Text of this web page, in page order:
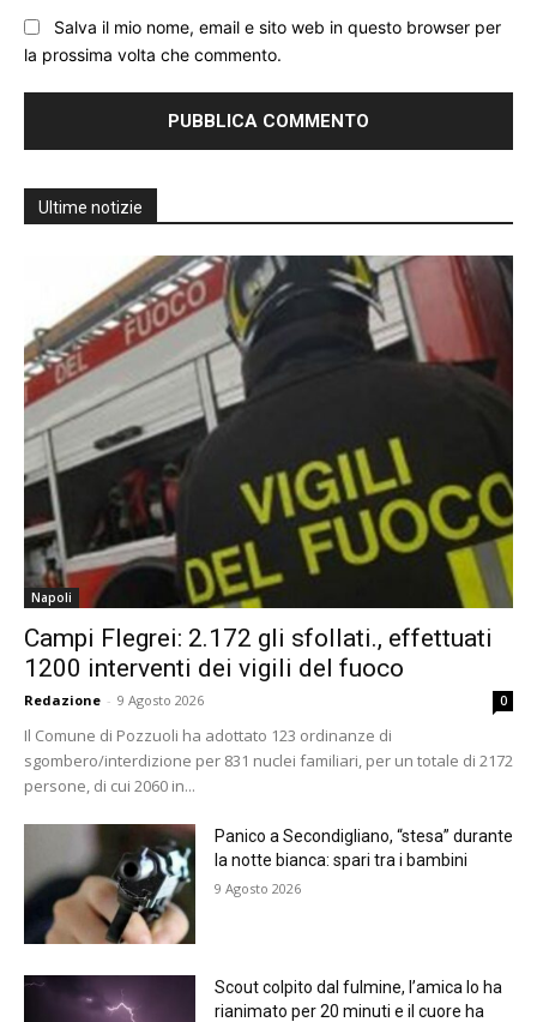
Salva il mio nome, email e sito web in questo browser per
la prossima volta che commento.
Ultime notizie
Napoli
Campi Flegrei: 2.172 gli sfollati., effettuati
1200 interventi dei vigili del fuoco
Redazione - 9 Agosto 2026 0
Il Comune di Pozzuoli ha adottato 123 ordinanze di
sgombero/interdizione per 831 nuclei familiari, per un totale di 2172
persone, di cui 2060 in...
Panico a Secondigliano, “stesa” durante
la notte bianca: spari tra i bambini
9 Agosto 2026
Scout colpito dal fulmine, l’amica lo ha
rianimato per 20 minuti e il cuore ha